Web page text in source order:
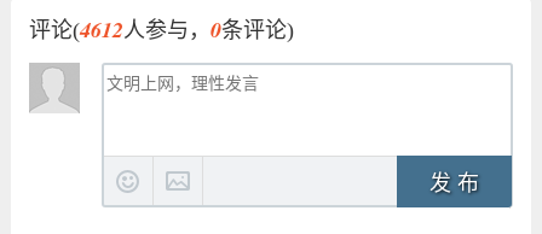
评论(4612人参与， 0条评论)
发 布